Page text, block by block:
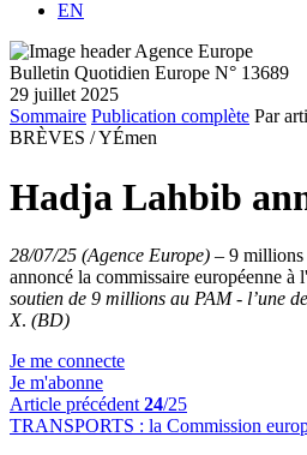
EN
Bulletin Quotidien Europe N° 13689
29 juillet 2025
Sommaire Publication complète Par
BRÈVES /YÉmen
Hadja Lahbib
28/07/25 (Agence Europe) – 9 millions
annoncé la commissaire européenne
soutien de 9 millions au PAM - l’une
X. (BD)
Je me connecte
Je m'abonne
Article précédent 24/25
TRANSPORTS : la Commission